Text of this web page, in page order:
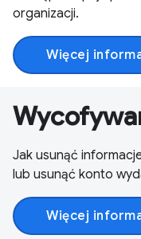
organizacji.
Więcej
Jak usunąć
lub usunąć konto
Więcej